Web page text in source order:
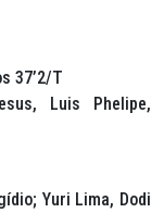
37’2/T
Luis Phelipe,
Yuri Lima, Dodi